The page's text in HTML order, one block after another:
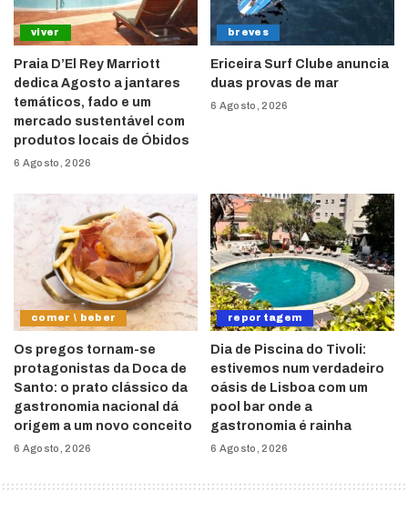
viver
Praia D’El Rey Marriott
dedica Agosto a jantares
temáticos, fado e um
mercado sustentável com
produtos locais de Óbidos
6 Agosto, 2026
breves
Ericeira Surf Clube anuncia
duas provas de mar
6 Agosto, 2026
comer \ beber
Os pregos tornam-se
protagonistas da Doca de
Santo: o prato clássico da
gastronomia nacional dá
origem a um novo conceito
6 Agosto, 2026
reportagem
Dia de Piscina do Tivoli:
estivemos num verdadeiro
oásis de Lisboa com um
pool bar onde a
gastronomia é rainha
6 Agosto, 2026